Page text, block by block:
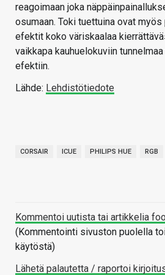
reagoimaan joka
osumaan. Toki tuettuina ovat
efektit koko väriskaalaa
vaikkapa kauhuelokuviin
efektiin.
Lähde: Lehdistötiedote
CORSAIR ICUE PHILIPS HUE RGB
Kommentoi uutista tai artikkelia
(Kommentointi sivuston puolella
käytöstä)
Lähetä palautetta / raportoi